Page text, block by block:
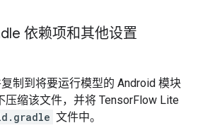
依赖项和其他设置
制到将要运行模型的 Android 模块
压缩该文件，并将 TensorFlow Lite
文件中。